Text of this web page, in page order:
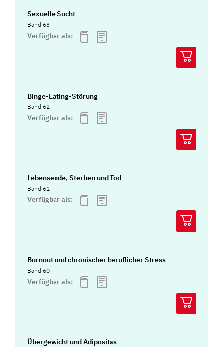
Sexuelle Sucht
Band 63
Verfügbar als:
Binge-Eating-Störung
Band 62
Verfügbar als:
Lebensende, Sterben und Tod
Band 61
Verfügbar als:
Burnout und chronischer beruflicher Stress
Band 60
Verfügbar als:
Übergewicht und Adipositas